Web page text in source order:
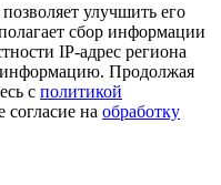
улучшить его
сбор информации
IP-адрес региона
Продолжая
с политикой
согласие на обработку